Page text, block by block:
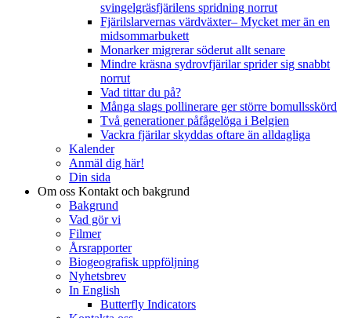
svingelgräsfjärilens spridning norrut
Fjärilslarvernas värdväxter– Mycket mer än en
midsommarbukett
Monarker migrerar söderut allt senare
Mindre kräsna sydrovfjärilar sprider sig snabbt
norrut
Vad tittar du på?
Många slags pollinerare ger större bomullsskörd
Två generationer påfågelöga i Belgien
Vackra fjärilar skyddas oftare än alldagliga
Kalender
Anmäl dig här!
Din sida
Om oss Kontakt och bakgrund
Bakgrund
Vad gör vi
Filmer
Årsrapporter
Biogeografisk uppföljning
Nyhetsbrev
In English
Butterfly Indicators